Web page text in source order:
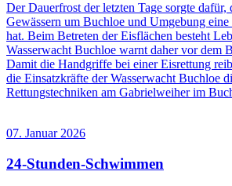
Der Dauerfrost der letzten Tage sorgte dafür,
Gewässern um Buchloe und Umgebung
hat. Beim Betreten der Eisflächen besteht
Wasserwacht Buchloe warnt daher vor dem
Damit die Handgriffe bei einer Eisrettung
die Einsatzkräfte der Wasserwacht Buchloe
Rettungstechniken am Gabrielweiher im
07. Januar 2026
24-Stunden-Schwimmen